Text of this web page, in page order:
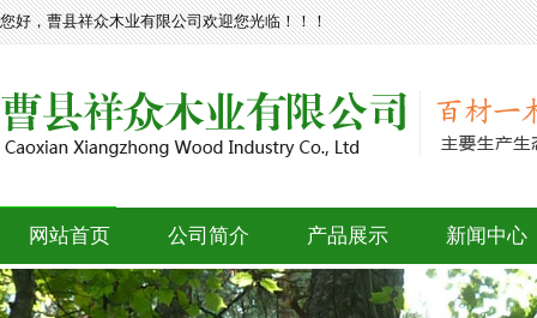
您好，曹县祥众木业有限公司欢迎您光临！！！
网站首页 公司简介 产品展示 新闻中心